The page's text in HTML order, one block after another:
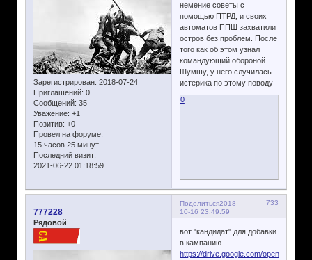
Зарегистрирован: 2018-07-24
Приглашений: 0
Сообщений: 35
Уважение: +1
Позитив: +0
Провел на форуме:
15 часов 25 минут
Последний визит:
2021-06-22 01:18:59
немение советы с
помощью ПТРД, и своих
автоматов ППШ захватили
остров без проблем. После
того как об этом узнал
командующий обороной
Шумшу, у него случилась
истерика по этому поводу
0
Поделиться 733
2018-
10-16 23:49:59
777228
Рядовой
вот "кандидат" для добавки
в кампанию
https://drive.google.com/open?